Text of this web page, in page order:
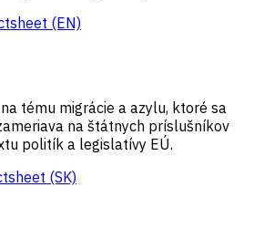
(EN)
tému migrácie a azylu, ktoré sa
na štátnych príslušníkov
politík a legislatívy EÚ.
(SK)